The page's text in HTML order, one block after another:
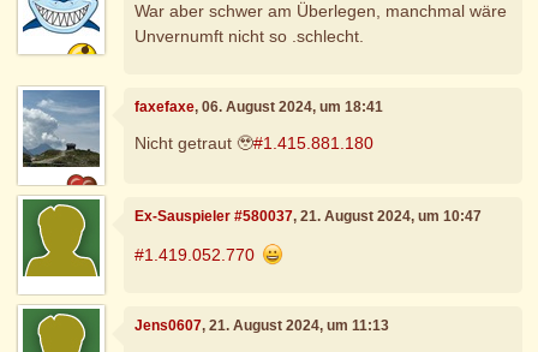
War aber schwer am Überlegen, manchmal wäre
Unvernumft nicht so .schlecht.
faxefaxe, 06. August 2024, um 18:41
Nicht getraut 🥹#1.415.881.180
Ex-Sauspieler #580037, 21. August 2024, um 10:47
#1.419.052.770
Jens0607, 21. August 2024, um 11:13